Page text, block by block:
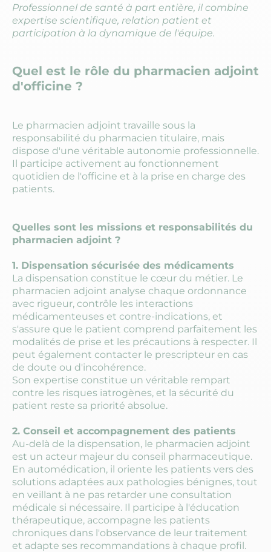
Professionnel de santé à part entière, il combine
expertise scientifique, relation patient et
participation à la dynamique de l'équipe.
Quel est le rôle du pharmacien adjoint
d'officine ?
Le pharmacien adjoint travaille sous la
responsabilité du pharmacien titulaire, mais
dispose d'une véritable autonomie professionnelle.
Il participe activement au fonctionnement
quotidien de l'officine et à la prise en charge des
patients.
Quelles sont les missions et responsabilités du
pharmacien adjoint ?
1. Dispensation sécurisée des médicaments
La dispensation constitue le cœur du métier. Le
pharmacien adjoint analyse chaque ordonnance
avec rigueur, contrôle les interactions
médicamenteuses et contre-indications, et
s'assure que le patient comprend parfaitement les
modalités de prise et les précautions à respecter. Il
peut également contacter le prescripteur en cas
de doute ou d'incohérence.
Son expertise constitue un véritable rempart
contre les risques iatrogènes, et la sécurité du
patient reste sa priorité absolue.
2. Conseil et accompagnement des patients
Au-delà de la dispensation, le pharmacien adjoint
est un acteur majeur du conseil pharmaceutique.
En automédication, il oriente les patients vers des
solutions adaptées aux pathologies bénignes, tout
en veillant à ne pas retarder une consultation
médicale si nécessaire. Il participe à l'éducation
thérapeutique, accompagne les patients
chroniques dans l'observance de leur traitement
et adapte ses recommandations à chaque profil.